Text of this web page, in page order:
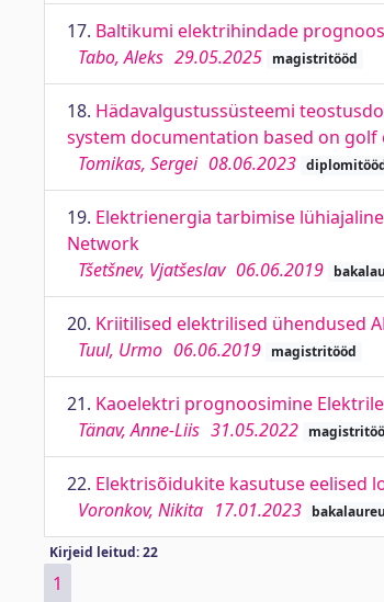
17. Baltikumi elektrihindade
Tabo, Aleks 29.05.2025 magistritööd
18. Hädavalgustussüsteemi
system documentation based on golf
Tomikas, Sergei 08.06.2023
19. Elektrienergia tarbimise
Network
Tšetšnev, Vjatšeslav 06.06.2019
20. Kriitilised elektrilised ühendused
Tuul, Urmo 06.06.2019 magistritööd
21. Kaoelektri prognoosimine
Tänav, Anne-Liis 31.05.2022
22. Elektrisõidukite kasutuse eelised
Voronkov, Nikita 17.01.2023
Kirjeid leitud: 22
1